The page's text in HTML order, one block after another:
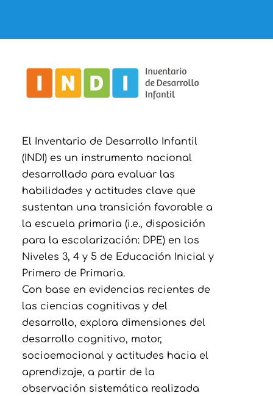
El Inventario de Desarrollo Infantil
(INDI) es un instrumento nacional
desarrollado para evaluar las
habilidades y actitudes clave que
sustentan una transición favorable a
la escuela primaria (i.e., disposición
para la escolarización: DPE) en los
Niveles 3, 4 y 5 de Educación Inicial y
Primero de Primaria.
Con base en evidencias recientes de
las ciencias cognitivas y del
desarrollo, explora dimensiones del
desarrollo cognitivo, motor,
socioemocional y actitudes hacia el
aprendizaje, a partir de la
observación sistemática realizada